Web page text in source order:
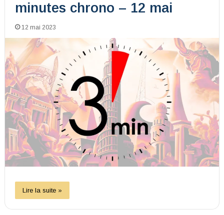
minutes chrono – 12 mai
12 mai 2023
Lire la suite »